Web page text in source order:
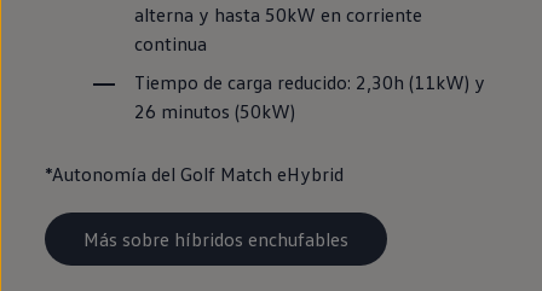
alterna y hasta 50kW en corriente
continua
Tiempo de carga reducido: 2,30h (11kW) y
26 minutos (50kW)
*Autonomía del Golf Match eHybrid
Más sobre híbridos enchufables